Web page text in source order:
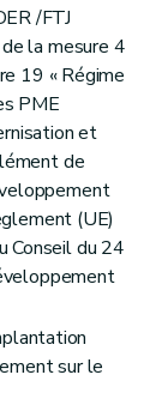
/FTJ
la mesure 4
19 « Régime
PME
et
de
(UE)
Conseil du 24
sur le